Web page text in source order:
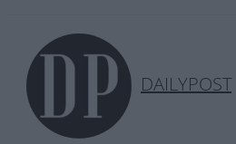
DAILYPOST